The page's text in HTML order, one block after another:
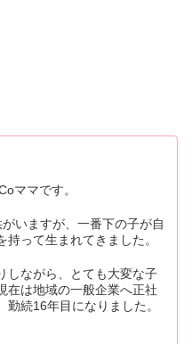
ママです。
いますが、一番下の子が自
持って生まれてきました。
しながら、とても大変な子
在は地域の一般企業へ正社
勤続16年目になりました。